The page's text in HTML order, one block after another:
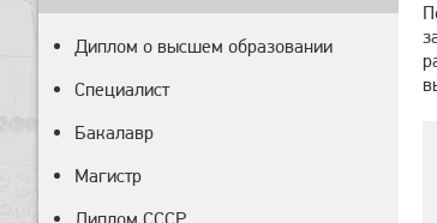
Диплом о высшем образовании
Специалист
Бакалавр
Магистр